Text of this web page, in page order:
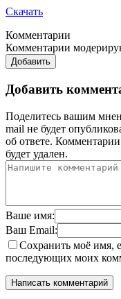
Скачать
Комментарии
Комментарии
Добавить
Добавить
Поделитесь вашим
mail не будет
об ответе.
будет удален.
Ваше имя:
Ваш Email:
Сохранить моё имя,
последующих моих